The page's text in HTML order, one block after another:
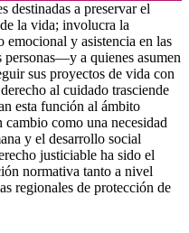
destinadas a preservar el
la vida; involucra la
emocional y asistencia en las
personas—y a quienes asumen
sus proyectos de vida con
al cuidado trasciende
esta función al ámbito
como una necesidad
y el desarrollo social
justiciable ha sido el
normativa tanto a nivel
regionales de protección de